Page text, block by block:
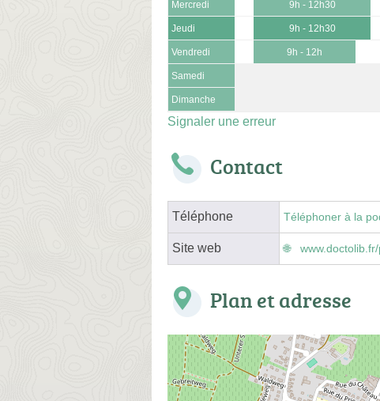
Mercredi 9h - 12h30
Jeudi 9h - 12h30
Vendredi 9h - 12h
Samedi
Dimanche
Signaler une erreur
Contact
Téléphone Téléphoner à la
Site web
Plan et adresse